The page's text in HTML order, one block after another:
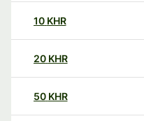
10 KHR
20 KHR
50 KHR